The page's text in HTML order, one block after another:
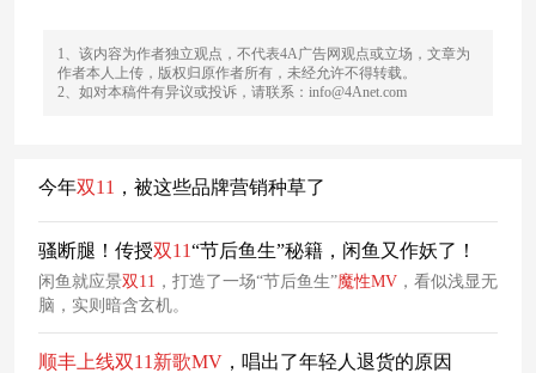
1、该内容为作者独立观点，不代表4A广告网观点或立场，文章为
作者本人上传，版权归原作者所有，未经允许不得转载。
2、如对本稿件有异议或投诉，请联系：info@4Anet.com
今年双11 ，被这些品牌营销种草了
骚断腿！传授双11“节后鱼生”秘籍，闲鱼又作妖了！
闲鱼就应景双 11 ，打造了一场“节后鱼生”魔性MV ，看似浅显无
脑，实则暗含玄机。
顺丰 上线双11 新歌MV ，唱出了年轻人退货的原因